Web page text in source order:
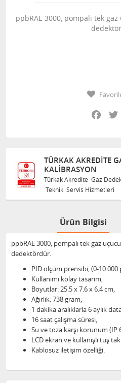
ppbRAE 3000, pompalı tek
TÜRKAK AKREDITE
KALIBRASYON
Türkak Akredite Gaz
Teknik Servis Hizmetleri
Ürün Bilgisi
ppbRAE 3000, pompalı tek gaz
dedektördür.
PID ölçüm prensibi, (0-10.000
Kullanımı kolay tasarım,
Boyutlar: 25.5 x 7.6 x 6.4 cm,
Ağırlık: 738 gram,
1 dakika aralıklarla 6 aylık
16 saat çalışma süresi,
Su ve toza karşı korunum (IP
LCD ekran ve kullanışlı tuş
Kablosuz iletişim özelliği.